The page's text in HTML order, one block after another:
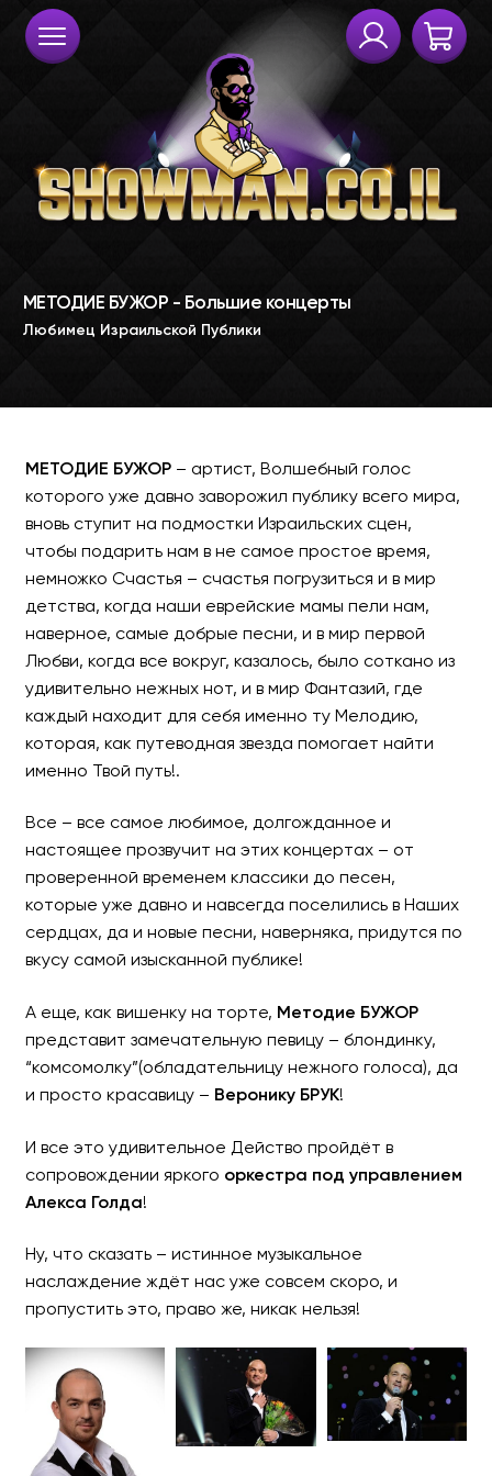
МЕТОДИЕ БУЖОР -
Любимец Израильской
МЕТОДИЕ БУЖОР– артист, Волшебный голос
которого уже давно заворожил публику всего мира,
вновь ступит на подмостки Израильских сцен,
чтобы подарить нам в не самое простое время,
немножко Счастья – счастья погрузиться и в мир
детства, когда наши еврейские мамы пели нам,
наверное, самые добрые песни, и в мир первой
Любви, когда все вокруг, казалось, было соткано из
удивительно нежных нот, и в мир Фантазий, где
каждый находит для себя именно ту Мелодию,
которая, как путеводная звезда помогает найти
именно Твой путь!.
Все – все самое любимое, долгожданное и
настоящее прозвучит на этих концертах – от
проверенной временем классики до песен,
которые уже давно и навсегда поселились в Наших
сердцах, да и новые песни, наверняка, придутся по
вкусу самой изысканной публике!
А еще, как вишенку на торте, Методие БУЖОР
представит замечательную певицу – блондинку,
“комсомолку”(обладательницу нежного голоса), да
и просто красавицу – Веронику БРУК!
И все это удивительное Действо пройдёт в
сопровождении яркого оркестра под управлением
Алекса Голда!
Ну, что сказать – истинное музыкальное
наслаждение ждёт нас уже совсем скоро, и
пропустить это, право же, никак нельзя!